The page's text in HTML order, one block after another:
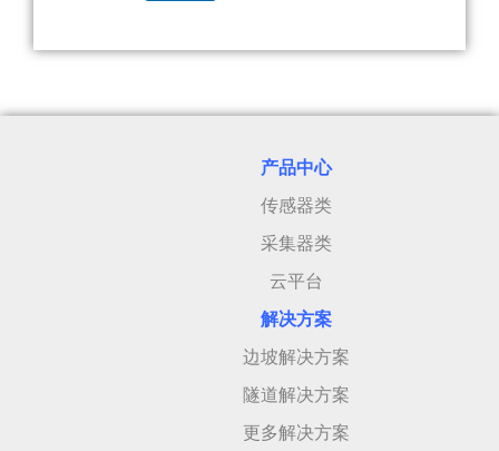
产品中心
传感器类
采集器类
云平台
解决方案
边坡解决方案
隧道解决方案
更多解决方案